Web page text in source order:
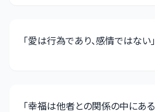
「愛は行為であり、感情ではない」
「幸福は他者との関係の中にある